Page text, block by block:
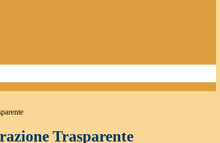
Trasparente